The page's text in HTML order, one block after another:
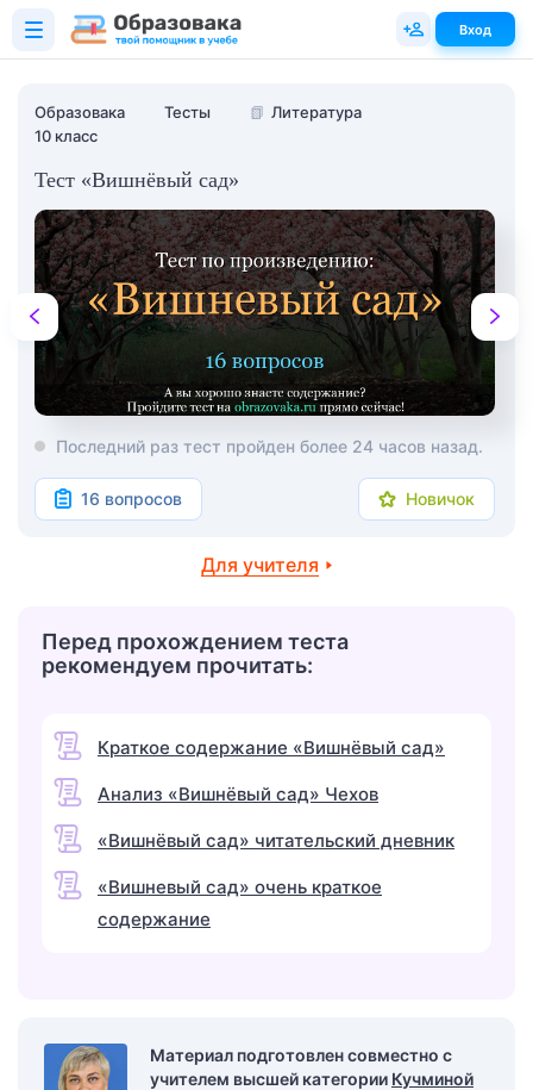
Образовака Тесты 📗 Литература
10 класс
Тест «Вишнёвый сад»
Последний раз тест пройден более 24 часов назад.
16 вопросов Новичок
Для учителя
Перед прохождением теста
рекомендуем прочитать:
Краткое содержание «Вишнёвый сад»
Анализ «Вишнёвый сад» Чехов
«Вишнёвый сад» читательский дневник
«Вишневый сад» очень краткое
содержание
Материал подготовлен совместно с
учителем высшей категории Кучминой
Вход